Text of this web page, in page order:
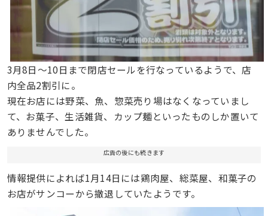
3月8日〜10日まで閉店セールを行なっているようで、店
内全品2割引に。
現在お店には野菜、魚、惣菜売り場はなくなっていまし
て、お菓子、生活雑貨、カップ麺といったものしか置いて
ありませんでした。
広告の後にも続きます
情報提供によれば1月14日には鶏肉屋、総菜屋、和菓子の
お店がサンコーから撤退していたようです。